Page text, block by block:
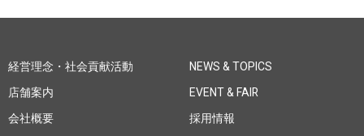
経営理念・社会貢献活動
店舗案内
会社概要
NEWS & TOPICS
EVENT & FAIR
採用情報